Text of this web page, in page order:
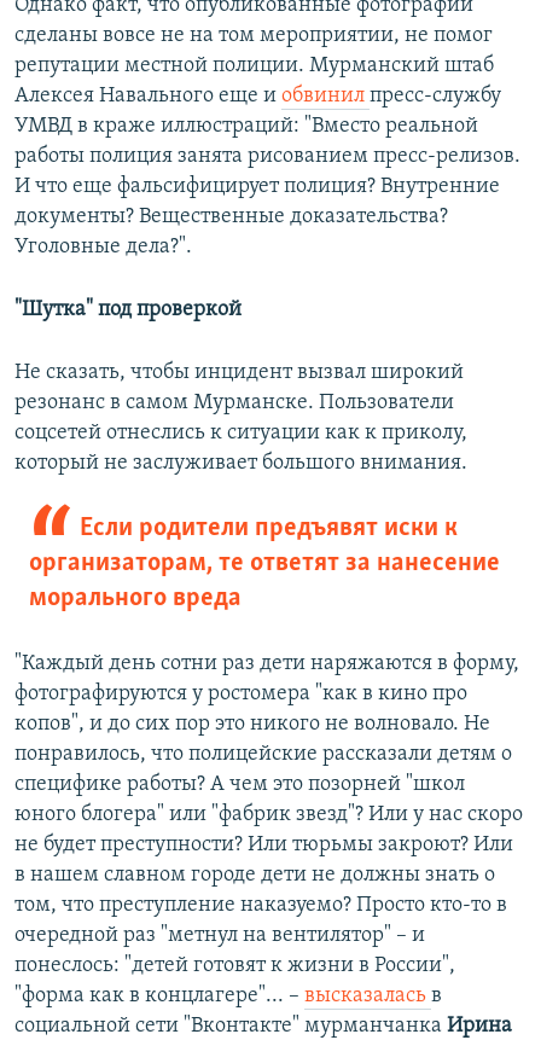
Однако факт, что опубликованные фотографии
сделаны вовсе не на том мероприятии, не помог
репутации местной полиции. Мурманский штаб
Алексея Навального еще и обвинил пресс-службу
УМВД в краже иллюстраций: "Вместо реальной
работы полиция занята рисованием пресс-релизов.
И что еще фальсифицирует полиция? Внутренние
документы? Вещественные доказательства?
Уголовные дела?".
"Шутка" под проверкой
Не сказать, чтобы инцидент вызвал широкий
резонанс в самом Мурманске. Пользователи
соцсетей отнеслись к ситуации как к приколу,
который не заслуживает большого внимания.
Если родители предъявят иски к
организаторам, те ответят за нанесение
морального вреда
"Каждый день сотни раз дети наряжаются в форму,
фотографируются у ростомера "как в кино про
копов", и до сих пор это никого не волновало. Не
понравилось, что полицейские рассказали детям о
специфике работы? А чем это позорней "школ
юного блогера" или "фабрик звезд"? Или у нас скоро
не будет преступности? Или тюрьмы закроют? Или
в нашем славном городе дети не должны знать о
том, что преступление наказуемо? Просто кто-то в
очередной раз "метнул на вентилятор" – и
понеслось: "детей готовят к жизни в России",
"форма как в концлагере"... – высказалась в
социальной сети "Вконтакте" мурманчанка Ирина